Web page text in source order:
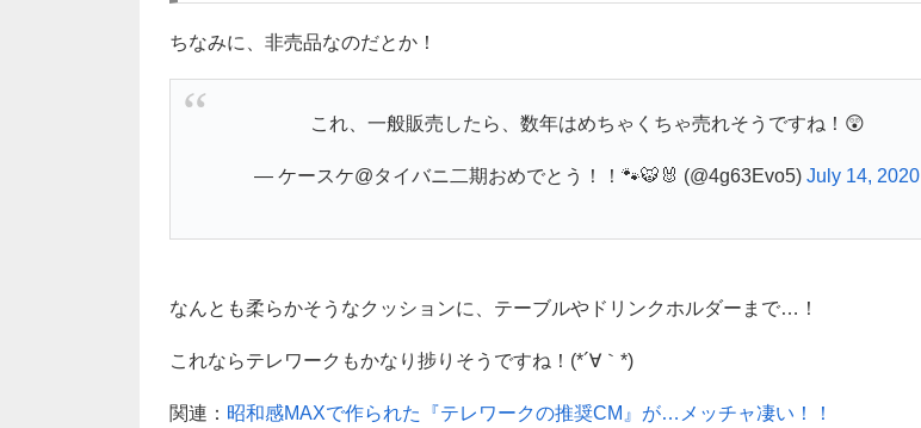
ちなみに、非売品なのだとか！
これ、一般販売したら、数年はめちゃくちゃ売れそうですね！😲
— ケースケ@タイバニ二期おめでとう！！🐾🐯🐰 (@4g63Evo5) July 14, 2020
なんとも柔らかそうなクッションに、テーブルやドリンクホルダーまで…！
これならテレワークもかなり捗りそうですね！(*´∀｀*)
関連： 昭和感MAXで作られた『テレワークの推奨CM』が…メッチャ凄い！！